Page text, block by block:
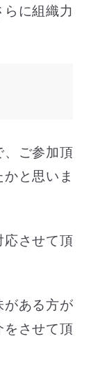
に組織力
、ご参加頂
と思いま
応させて頂
がある方が
をさせて頂